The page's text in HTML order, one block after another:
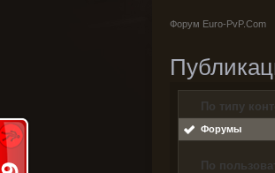
Форум Euro-PvP.Com
По типу
Форумы
По